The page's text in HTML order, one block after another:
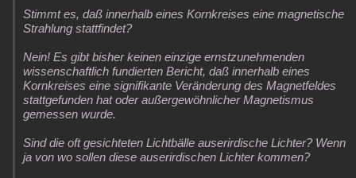
Stimmt es, daß innerhalb eines Kornkreises eine magnetische
Strahlung stattfindet?
Nein! Es gibt bisher keinen einzige ernstzunehmenden
wissenschaftlich fundierten Bericht, daß innerhalb eines
Kornkreises eine signifikante Veränderung des Magnetfeldes
stattgefunden hat oder außergewöhnlicher Magnetismus
gemessen wurde.
Sind die oft gesichteten Lichtbälle auserirdische Lichter? Wenn
ja von wo sollen diese auserirdischen Lichter kommen?